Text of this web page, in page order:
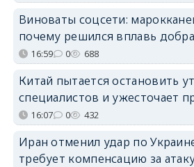
Виноваты соцсети:
почему решился вплавь
16:59 0 688
Китай пытается остановить
специалистов и ужесточает
16:07 0 432
Иран отменил удар по
требует компенсацию за